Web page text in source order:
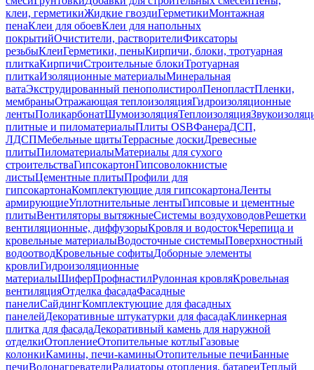
клеи, герметикиЖидкие гвоздиГерметикиМонтажная
пенаКлеи для обоевКлеи для напольных
покрытийОчистители, растворителиФиксаторы
резьбыКлеиГерметики, пеныКирпичи, блоки, тротуарная
плиткаКирпичиСтроительные блокиТротуарная
плиткаИзоляционные материалыМинеральная
ватаЭкструдированный пенополистиролПенопластПленки,
мембраныОтражающая теплоизоляцияГидроизоляционные
лентыПоликарбонатШумоизоляцияТеплоизоляция
плитные и пиломатериалыПлиты OSBФанераДСП,
ЛДСПМебельные щитыТеррасные доскиДревесные
плитыПиломатериалыМатериалы для сухого
строительстваГипсокартонГипсоволокнистые
листыЦементные плитыПрофили для
гипсокартонаКомплектующие для гипсокартонаЛенты
армирующиеУплотнительные лентыГипсовые и цементные
плитыВентиляторы вытяжныеСистемы воздуховодовРешетки
вентиляционные, диффузорыКровля и водостокЧерепица и
кровельные материалыВодосточные системыПоверхностный
водоотводКровельные софитыДоборные элементы
кровлиГидроизоляционные
материалыШиферПрофнастилРулонная кровляКровельная
вентиляцияОтделка фасадаФасадные
панелиСайдингКомплектующие для фасадных
панелейДекоративные штукатурки для фасадаКлинкерная
плитка для фасадаДекоративный камень для наружной
отделкиОтоплениеОтопительные котлыГазовые
колонкиКамины, печи-каминыОтопительные печиБанные
печиВодонагревателиРадиаторы отопления, батареиТеплый